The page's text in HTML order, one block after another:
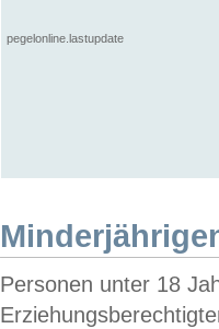
pegelonline.lastupdate
Personen unter 18